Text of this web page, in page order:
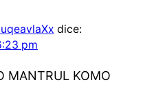
dice:
pm
MANTRUL KOMO